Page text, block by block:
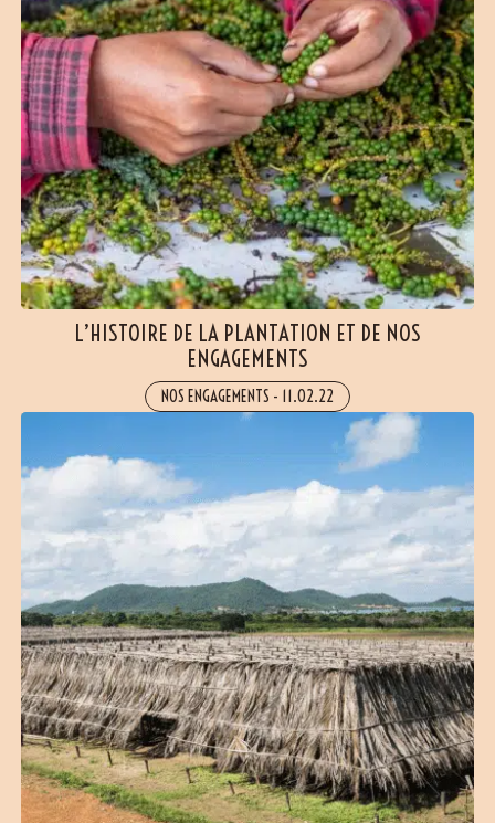
L’HISTOIRE DE LA PLANTATION ET DE NOS
ENGAGEMENTS
NOS ENGAGEMENTS - 11.02.22